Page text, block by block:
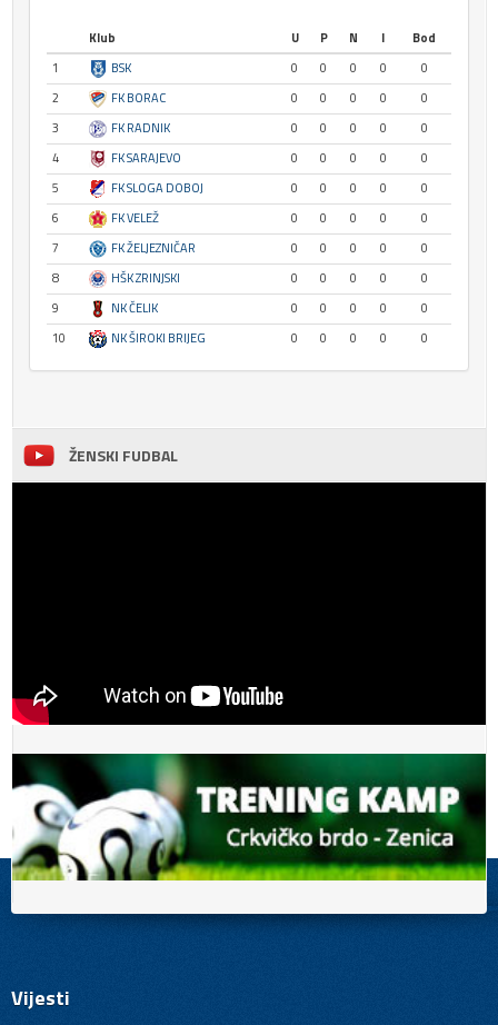
Klub U P N I
Bod
1
BSK 0 0 0 0
0
2
FK BORAC 0 0 0 0
0
3
FK RADNIK 0 0 0 0
0
4
FK SARAJEVO 0 0 0 0
0
5
FK SLOGA DOBOJ 0 0 0 0
0
6
FK VELEŽ 0 0 0 0
0
7
FK ŽELJEZNIČAR 0 0 0 0
0
8
HŠK ZRINJSKI 0 0 0 0
0
9
NK ČELIK 0 0 0 0
0
10
NK ŠIROKI BRIJEG 0 0 0 0 0
ŽENSKI FUDBAL
Vijesti